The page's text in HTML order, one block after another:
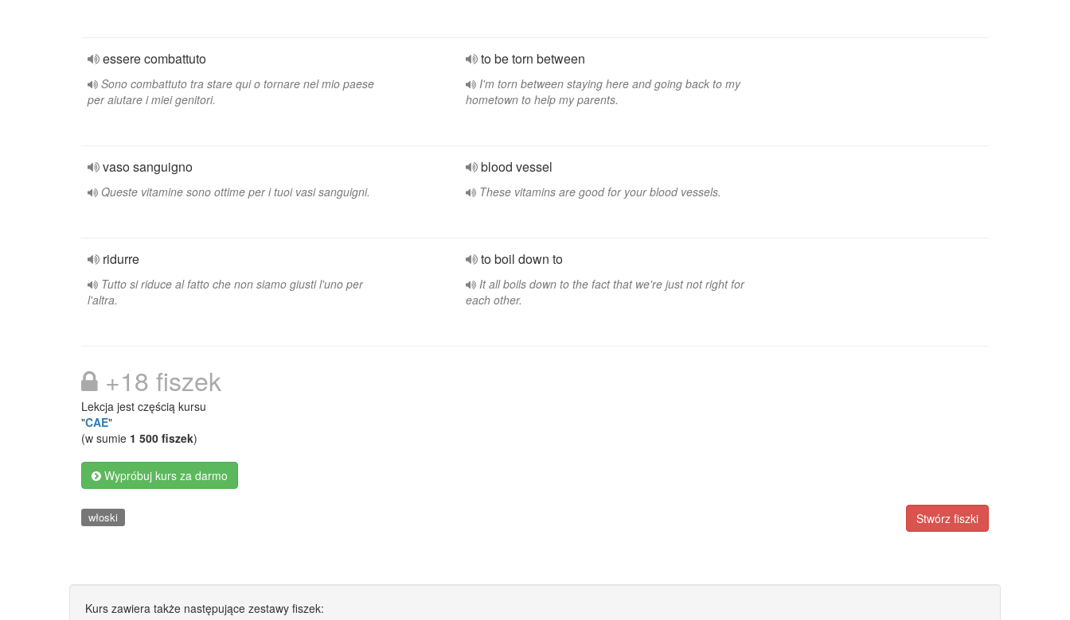
essere combattuto
Sono combattuto tra stare qui o tornare nel mio paese
per aiutare i miei genitori.
to be torn between
I'm torn between staying here and going back to my
hometown to help my parents.
vaso sanguigno
Queste vitamine sono ottime per i tuoi vasi sanguigni.
blood vessel
These vitamins are good for your blood vessels.
ridurre
Tutto si riduce al fatto che non siamo giusti l'uno per
l'altra.
to boil down to
It all boils down to the fact that we're just not right for
each other.
+18 fiszek
Lekcja jest częścią kursu
"CAE"
(w sumie 1 500 fiszek)
Wypróbuj kurs za darmo
Stwórz fiszki
włoski
Kurs zawiera także następujące zestawy fiszek: